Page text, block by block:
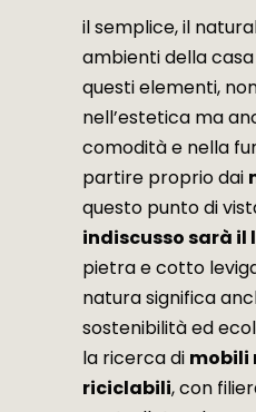
il semplice, il
ambienti della
questi elementi,
nell’estetica ma
comodità e nella
partire proprio dai
questo punto di
indiscusso sarà il
pietra e cotto
natura significa
sostenibilità ed
la ricerca di mobili
riciclabili, con